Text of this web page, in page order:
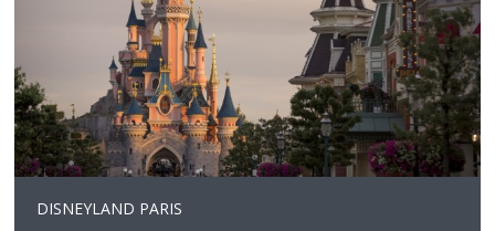
DISNEYLAND PARIS